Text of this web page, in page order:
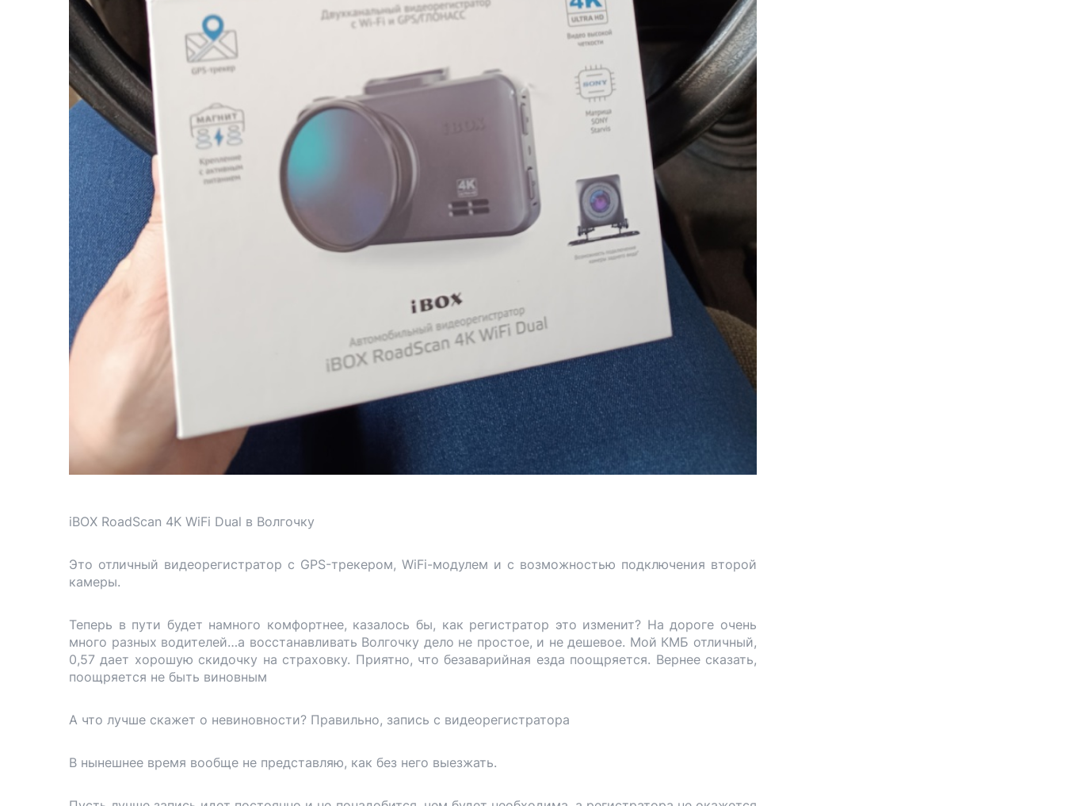
iBOX RoadScan 4K WiFi Dual в Волгочку
Это отличный видеорегистратор с GPS-трекером, WiFi-модулем и с возможностью подключения второй
камеры.
Теперь в пути будет намного комфортнее, казалось бы, как регистратор это изменит? На дороге очень
много разных водителей…а восстанавливать Волгочку дело не простое, и не дешевое. Мой КМБ отличный,
0,57 дает хорошую скидочку на страховку. Приятно, что безаварийная езда поощряется. Вернее сказать,
поощряется не быть виновным
А что лучше скажет о невиновности? Правильно, запись с видеорегистратора
В нынешнее время вообще не представляю, как без него выезжать.